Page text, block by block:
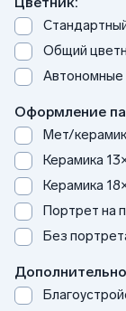
Общий
Автономные
Оформление
Мет/
Керамика
Керамика
Портрет на
Без